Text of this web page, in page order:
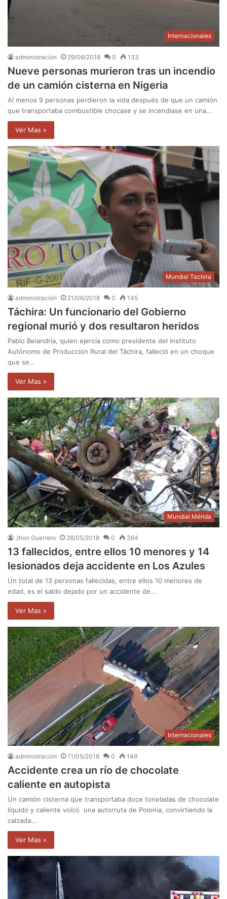
Internacionales
administración 29/06/2018 0 133
Nueve personas murieron tras un incendio
de un camión cisterna en Nigeria
Al menos 9 personas perdieron la vida después de que un camión
que transportaba combustible chocase y se incendiase en una…
Ver Mas »
Mundial Tachira
administración 21/06/2018 0 145
Táchira: Un funcionario del Gobierno
regional murió y dos resultaron heridos
Pablo Belandria, quien ejercía como presidente del Instituto
Autónomo de Producción Rural del Táchira, falleció en un choque
que se…
Ver Mas »
Mundial Mérida
Jhon Guerrero 28/05/2018 0 364
13 fallecidos, entre ellos 10 menores y 14
lesionados deja accidente en Los Azules
Un total de 13 personas fallecidas, entre ellos 10 menores de
edad, es el saldo dejado por un accidente de…
Ver Mas »
Internacionales
administración 11/05/2018 0 149
Accidente crea un río de chocolate
caliente en autopista
Un camión cisterna que transportaba doce toneladas de chocolate
líquido y caliente volcó una autorruta de Polonia, convirtiendo la
calzada…
Ver Mas »